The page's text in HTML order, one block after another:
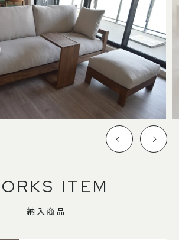
TRANSACTION
特定商取引法に基づく表記
中川店
〒454-0825 名古屋市中川区好
Google map
平日 11：00～18：00
定休日
水曜日（祝日は営業）
052-361-5551
ITEM
納入商品